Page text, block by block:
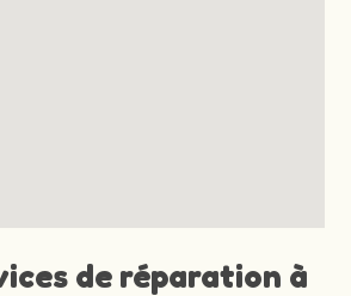
de réparation à